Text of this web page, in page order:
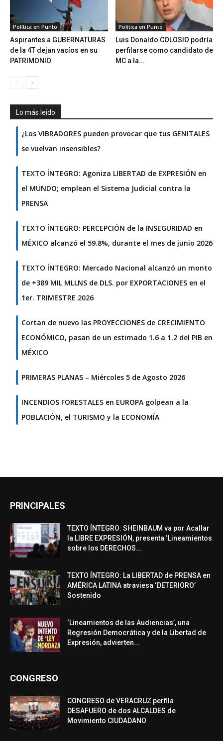
Política en Punto
Aspirantes a GUBERNATURAS
de la 4T dejan vacíos en su
PATRIMONIO
Política en Punto
Luis Donaldo COLOSIO podría
perfilarse como candidato de
MC a la...
Lo más leido
¿Los VIBRADORES pueden provocar que tus GENITALES
se vuelvan insensibles?
TEXTO ÍNTEGRO: Agoniza LIBERTAD de EXPRESIÓN en
el MUNDO; emplean el Sistema Judicial contra la
PRENSA
TEXTO ÍNTEGRO: PERCEPCIÓN de la INSEGURIDAD en
MÉXICO alcanzó el 59.8%, durante el mes de junio 2026
TEXTO ÍNTEGRO: Mercado Nacional alcanzó un monto
de +389 MIL MLLNS de DLS. por EXPORTACIONES en el
1er. TRIMESTRE 2026
Cortan de nuevo las PROYECCIONES de CRECIMIENTO
ECONÓMICO, pasan de un estimado 1.6 a 1.2 del PIB en
MÉXICO
PRIMERAS PLANAS – Miércoles 5 de Agosto 2026
INCENDIOS FORESTALES en EUROPA golpean a la
POBLACIÓN, el TURISMO y la ECONOMÍA
PRINCIPALES
TEXTO ÍNTEGRO: SHEINBAUM va por Acallar
la LIBRE EXPRESIÓN, presenta ‘Lineamientos
sobre los DERECHOS...
TEXTO ÍNTEGRO: La LIBERTAD de PRENSA en
AMÉRICA LATINA atraviesa ‘DETERIORO’
Sostenido
‘Lineamientos de las Audiencias’, una
Regresión Democrática y de la Libertad de
Expresión, advierten...
CONGRESO
CONGRESO de VERACRUZ perfila
DESAFUERO de dos ALCALDES de
Movimiento CIUDADANO